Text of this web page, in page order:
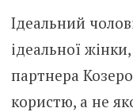
Ідеальний
ідеальної
партнера
користю, а не